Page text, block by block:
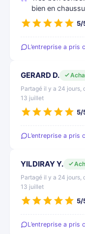
bien en
5/
L’entreprise a pris
GERARD D.
Partagé il y a 24 jours,
13 juillet
5/
L’entreprise a pris
YILDIRAY Y.
Partagé il y a 24 jours,
13 juillet
5/
L’entreprise a pris